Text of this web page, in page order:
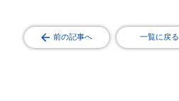
前の記事へ 一覧に戻る